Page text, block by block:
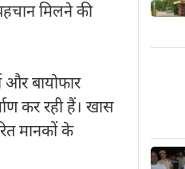
मिलने की
और बायोफार
कर रही हैं। खास
मानकों के